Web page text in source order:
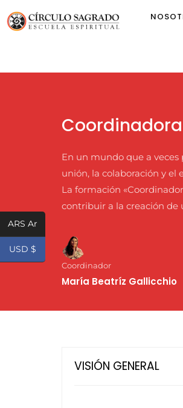
En un mundo que a
unión, la colaboración y
La formación
contribuir a la creación
Coordinador
María Beatríz Gallicchio
VISIÓN GENERAL
ARS Ar
USD $